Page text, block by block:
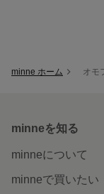
minne ホーム オモ
minneを知る
minneについて
minneで買いたい